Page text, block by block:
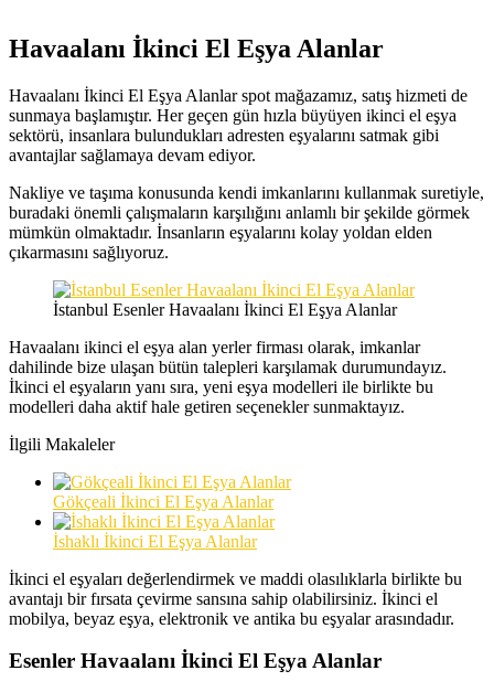
Havaalanı İkinci El Eşya Alanlar
Havaalanı İkinci El Eşya Alanlar spot mağazamız, satış hizmeti de
sunmaya başlamıştır. Her geçen gün hızla büyüyen ikinci el eşya
sektörü, insanlara bulundukları adresten eşyalarını satmak gibi
avantajlar sağlamaya devam ediyor.
Nakliye ve taşıma konusunda kendi imkanlarını kullanmak suretiyle,
buradaki önemli çalışmaların karşılığını anlamlı bir şekilde görmek
mümkün olmaktadır. İnsanların eşyalarını kolay yoldan elden
çıkarmasını sağlıyoruz.
İstanbul Esenler Havaalanı İkinci El Eşya Alanlar
Havaalanı ikinci el eşya alan yerler firması olarak, imkanlar
dahilinde bize ulaşan bütün talepleri karşılamak durumundayız.
İkinci el eşyaların yanı sıra, yeni eşya modelleri ile birlikte bu
modelleri daha aktif hale getiren seçenekler sunmaktayız.
İlgili Makaleler
Gökçeali İkinci El Eşya Alanlar
İshaklı İkinci El Eşya Alanlar
İkinci el eşyaları değerlendirmek ve maddi olasılıklarla birlikte bu
avantajı bir fırsata çevirme sansına sahip olabilirsiniz. İkinci el
mobilya, beyaz eşya, elektronik ve antika bu eşyalar arasındadır.
Esenler Havaalanı İkinci El Eşya Alanlar